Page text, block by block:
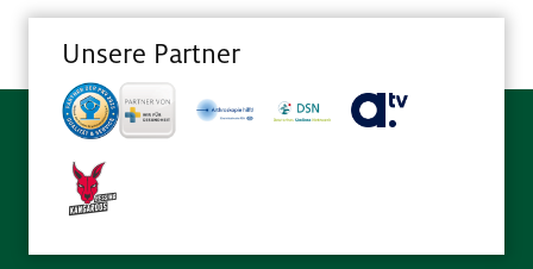
Unsere Partner